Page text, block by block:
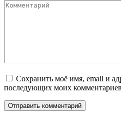
Сохранить моё имя, email и
последующих моих